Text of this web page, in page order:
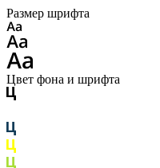
Размер шрифта
Цвет фона и шрифта